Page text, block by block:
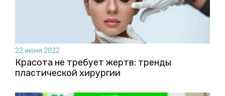
22 июня 2022
Красота не требует жертв: тренды
пластической хирургии